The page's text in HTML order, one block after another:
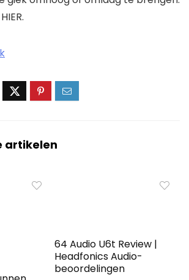
artikelen
64 Audio U6t Review |
Headfonics Audio-
beoordelingen